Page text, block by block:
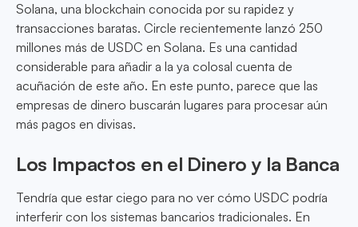
Solana, una blockchain conocida por su rapidez y
transacciones baratas. Circle recientemente lanzó 250
millones más de USDC en Solana. Es una cantidad
considerable para añadir a la ya colosal cuenta de
acuñación de este año. En este punto, parece que las
empresas de dinero buscarán lugares para procesar aún
más pagos en divisas.
Los Impactos en el Dinero y la Banca
Tendría que estar ciego para no ver cómo USDC podría
interferir con los sistemas bancarios tradicionales. En